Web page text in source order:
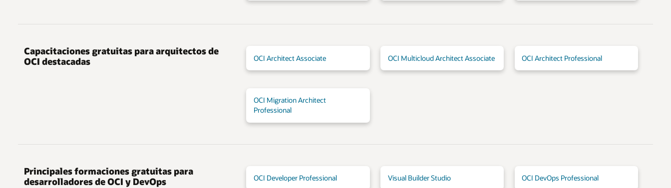
Capacitaciones gratuitas para arquitectos de
OCI destacadas
OCI Architect Associate OCI Multicloud Architect Associate OCI Architect Professional
OCI Migration Architect
Professional
Principales formaciones gratuitas para
desarrolladores de OCI y DevOps
OCI Developer Professional Visual Builder Studio OCI DevOps Professional